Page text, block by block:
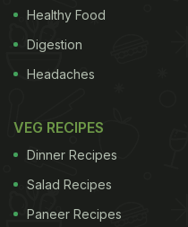
Healthy Food
Digestion
Headaches
VEG RECIPES
Dinner Recipes
Salad Recipes
Paneer Recipes